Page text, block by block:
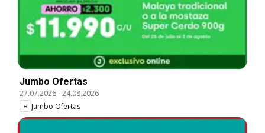
Jumbo Ofertas
27.07.2026-24.08.2026
Jumbo Ofertas